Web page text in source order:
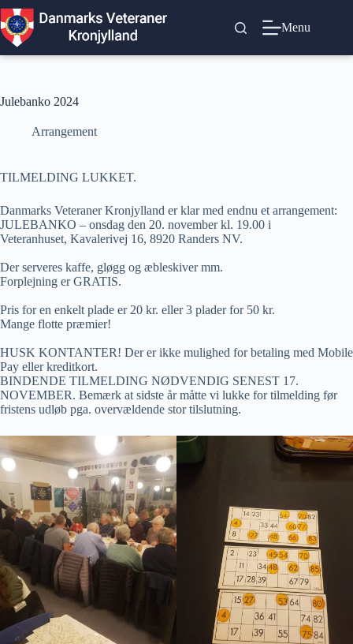
Fortsæt
til
indhold
Menu
Julebanko 2024
Arrangement
TILMELDING LUKKET.
Danmarks Veteraner Kronjylland er klar med endnu et arrangement:
JULEBANKO – onsdag den 20. november kl. 19.00 i
Veteranhuset, Kavalerivej 16, 8920 Randers NV.
Der serveres kaffe, gløgg og æbleskiver mm.
Forplejning er GRATIS.
Pris for en enkelt plade er 20 kr. eller 3 plader for 50 kr.
Mange flotte præmier!
HUSK KONTANTER! Der er ikke mulighed for betaling med Mobile
Pay eller kreditkort.
BINDENDE TILMELDING NØDVENDIG SENEST 17.
NOVEMBER. Bemærk at sidste år måtte vi lukke for tilmelding før
fristens udløb pga. overvældende stor tilslutning.